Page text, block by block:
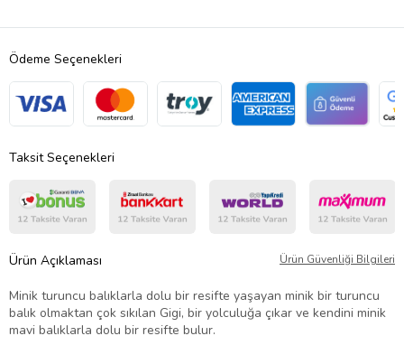
Ödeme Seçenekleri
Taksit Seçenekleri
Ürün Açıklaması Ürün Güvenliği Bilgileri
Minik turuncu balıklarla dolu bir resifte yaşayan minik bir turuncu
balık olmaktan çok sıkılan Gigi, bir yolculuğa çıkar ve kendini minik
mavi balıklarla dolu bir resifte bulur.